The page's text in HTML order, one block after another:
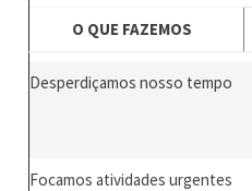
O QUE FAZEMOS
Desperdiçamos nosso tempo
Focamos atividades urgentes